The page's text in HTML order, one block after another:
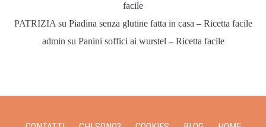
facile
PATRIZIA su Piadina senza glutine fatta in casa – Ricetta facile
admin su Panini soffici ai wurstel – Ricetta facile